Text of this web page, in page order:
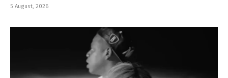
5 August, 2026